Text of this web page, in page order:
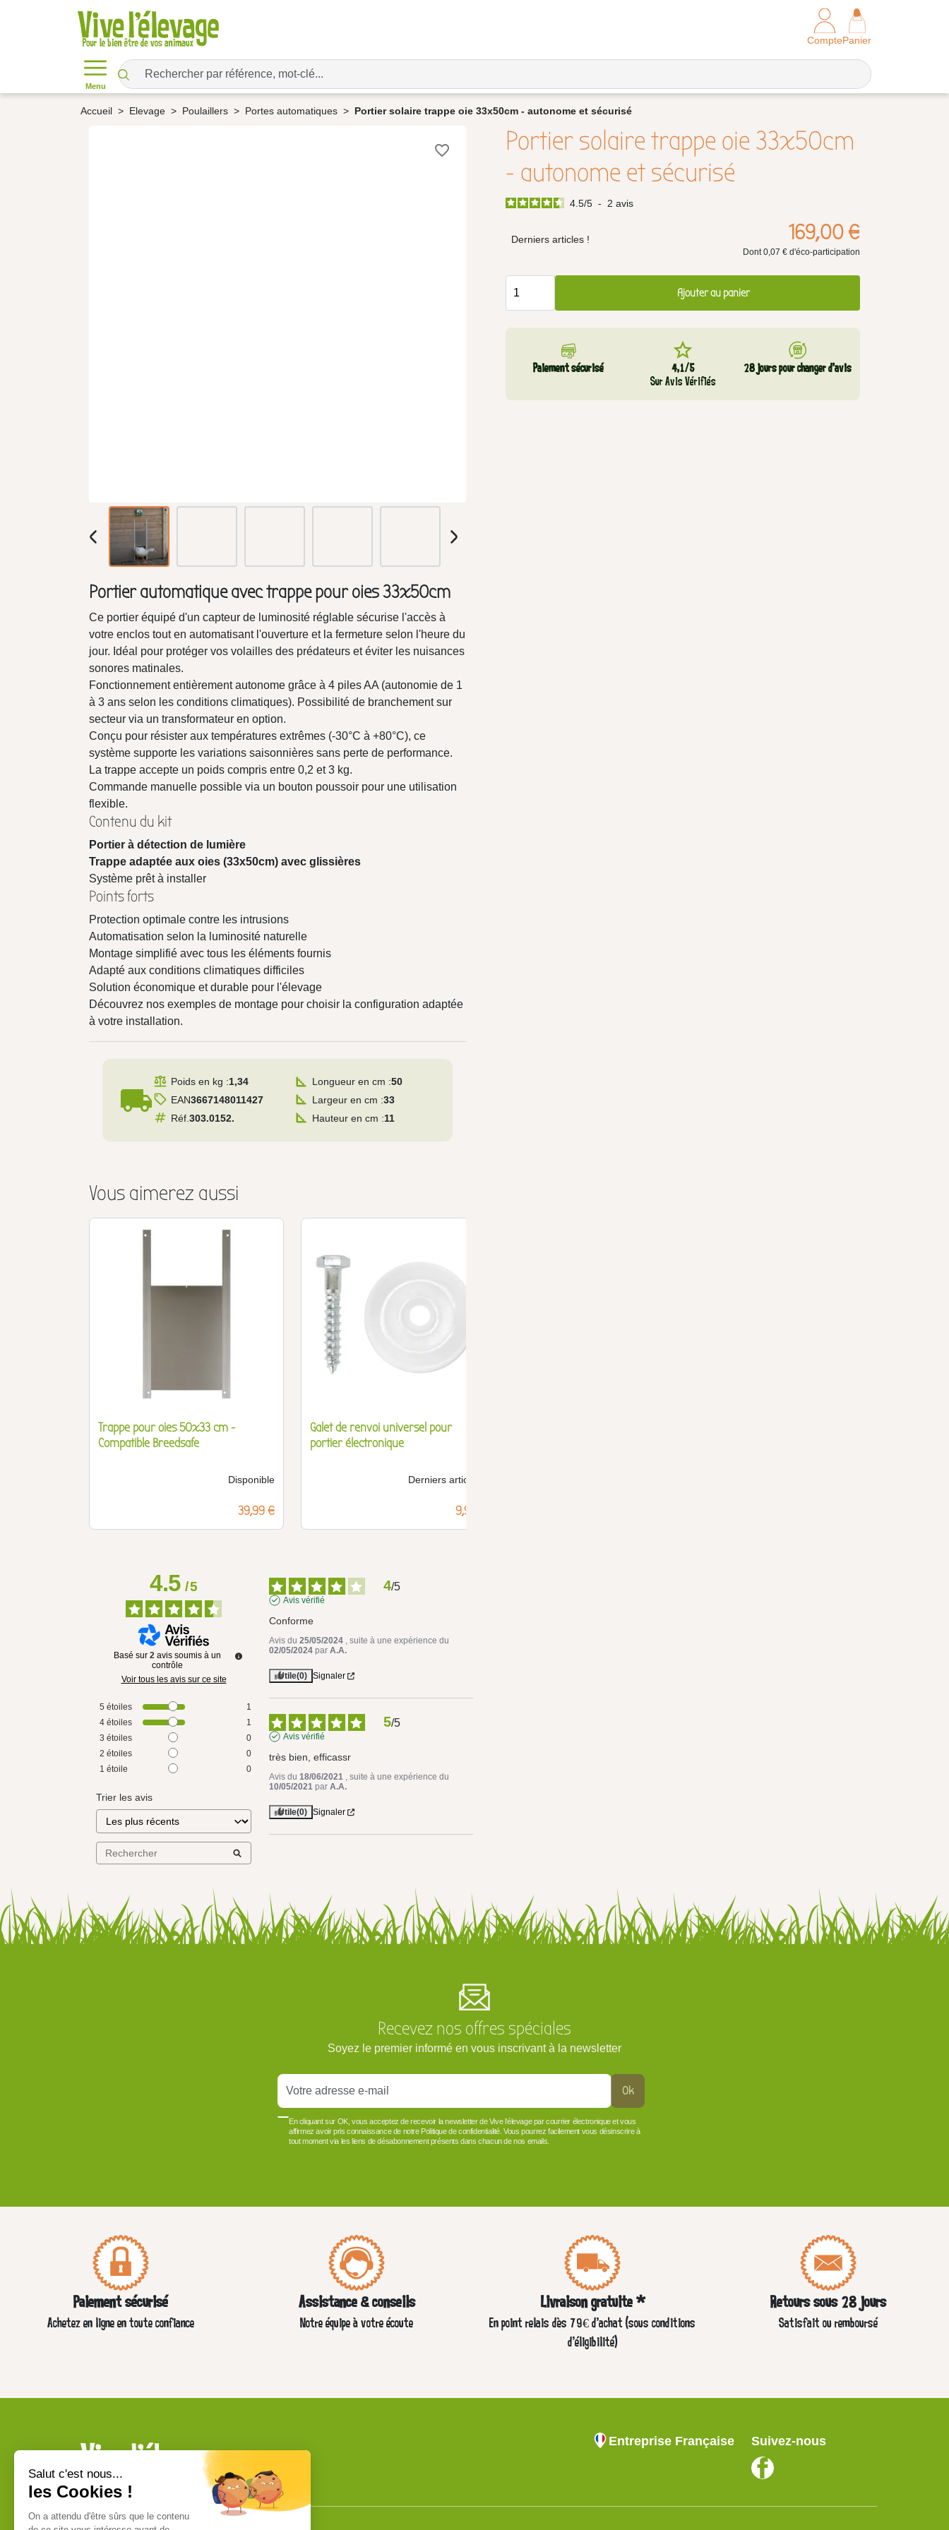
ComptePanier
Menu
Accueil Elevage Poulaillers Portes automatiques Portier solaire trappe oie 33x50cm - autonome et sécurisé
favorite_border
Portier solaire trappe oie 33x50cm
- autonome et sécurisé
4.5/5 - 2 avis
Derniers articles ! 169,00 €
Dont 0,07 € d'éco-participation
Ajouter au panier
Paiement sécurisé
4,1/5
Sur Avis Vérifiés
28 jours pour changer d’avis
Portier automatique avec trappe pour oies 33x50cm
Ce portier équipé d'un capteur de luminosité réglable sécurise l'accès à
votre enclos tout en automatisant l'ouverture et la fermeture selon l'heure du
jour. Idéal pour protéger vos volailles des prédateurs et éviter les nuisances
sonores matinales.
Fonctionnement entièrement autonome grâce à 4 piles AA (autonomie de 1
à 3 ans selon les conditions climatiques). Possibilité de branchement sur
secteur via un transformateur en option.
Conçu pour résister aux températures extrêmes (-30°C à +80°C), ce
système supporte les variations saisonnières sans perte de performance.
La trappe accepte un poids compris entre 0,2 et 3 kg.
Commande manuelle possible via un bouton poussoir pour une utilisation
flexible.
Contenu du kit
Portier à détection de lumière
Trappe adaptée aux oies (33x50cm) avec glissières
Système prêt à installer
Points forts
Protection optimale contre les intrusions
Automatisation selon la luminosité naturelle
Montage simplifié avec tous les éléments fournis
Adapté aux conditions climatiques difficiles
Solution économique et durable pour l'élevage
Découvrez nos exemples de montage pour choisir la configuration adaptée
à votre installation.
local_shipping
Poids en kg :1,34
EAN3667148011427
Réf. 303.0152.
Longueur en cm :50
Largeur en cm :33
Hauteur en cm :11
Vous aimerez aussi
Trappe pour oies 50x33 cm -
Compatible Breedsafe
Disponible
Prix
39,99 €
Galet de renvoi universel pour
portier électronique
Derniers articles !
Prix
9,99 €
4.5/5
Basé sur 2 avis soumis à un
contrôle
Voir tous les avis sur ce site
5 étoiles
1
4 étoiles
1
3 étoiles
0
2 étoiles
0
1 étoile 0
Trier les avis
4/5
Avis vérifié
Conforme
Avis du 25/05/2024 , suite à une expérience du
02/05/2024 par A.A.
Utile(0) Signaler
5/5
Avis vérifié
très bien, efficassr
Avis du 18/06/2021 , suite à une expérience du
10/05/2021 par A.A.
Utile(0) Signaler
Recevez nos offres spéciales
Soyez le premier informé en vous inscrivant à la newsletter
Ok
En cliquant sur OK, vous acceptez de recevoir la newsletter de Vive l'élevage par courrier électronique et vous
affirmez avoir pris connaissance de notre Politique de confidentialité. Vous pourrez facilement vous désinscrire à
tout moment via les liens de désabonnement présents dans chacun de nos emails.
Paiement sécurisé
Achetez en ligne en toute confiance
Assistance & conseils
Notre équipe à votre écoute
Livraison gratuite *
En point relais dès 79€ d’achat (sous conditions
d'éligibilité)
Retours sous 28 jours
Satisfait ou remboursé
Entreprise Française Suivez-nous